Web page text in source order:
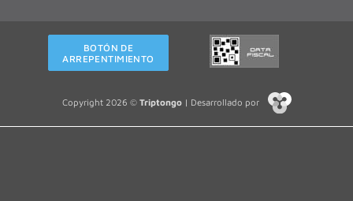
BOTÓN DE
ARREPENTIMIENTO
Copyright 2026 © Triptongo| Desarrollado por